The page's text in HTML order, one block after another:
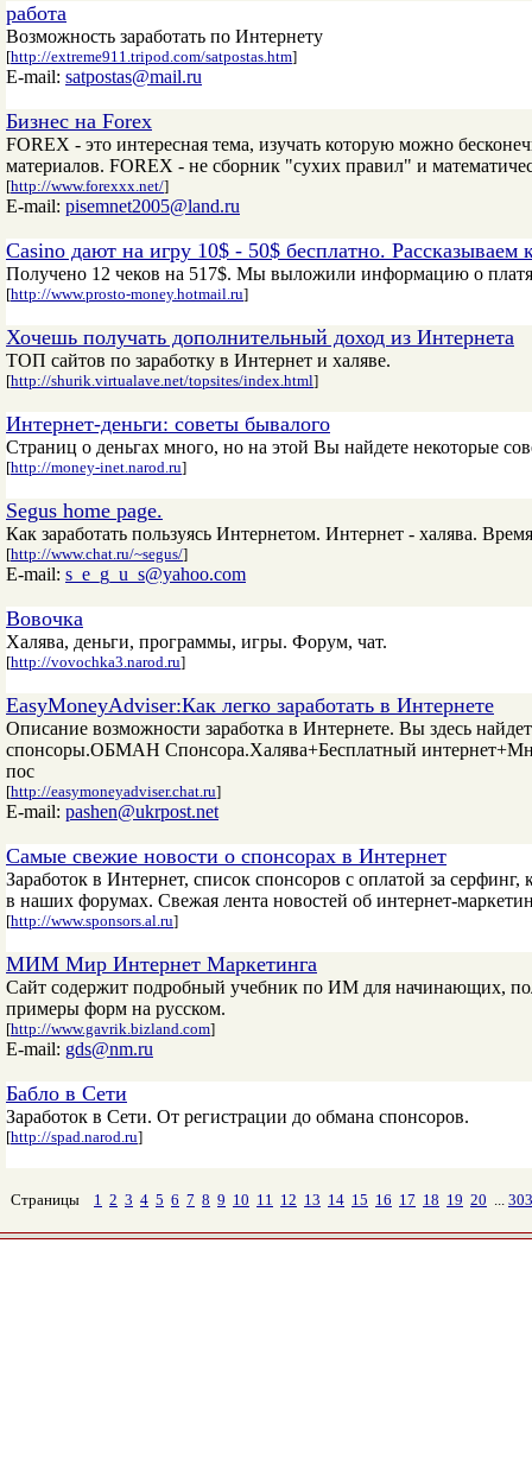
работа
Возможность заработать по Интернету
[http://extreme911.tripod.com/satpostas.htm]
E-mail: satpostas@mail.ru
Бизнес на Forex
FOREX - это интересная тема, изучать которую можно
материалов. FOREX - не сборник "сухих правил" и
[http://www.forexxx.net/]
E-mail: pisemnet2005@land.ru
Casino дают на игру 10$ - 50$ бесплатно. Рассказываем
Получено 12 чеков на 517$. Мы выложили информацию о
[http://www.prosto-money.hotmail.ru]
Хочешь получать дополнительный доход из Интернета
ТОП сайтов по заработку в Интернет и халяве.
[http://shurik.virtualave.net/topsites/index.html]
Интернет-деньги: советы бывалого
Страниц о деньгах много, но на этой Вы найдете некоторые
[http://money-inet.narod.ru]
Segus home page.
Как заработать пользуясь Интернетом. Интернет - халява.
[http://www.chat.ru/~segus/]
E-mail: s_e_g_u_s@yahoo.com
Вовочка
Халява, деньги, программы, игры. Форум, чат.
[http://vovochka3.narod.ru]
EasyMoneyAdviser:Как легко заработать в Интернете
Описание возможности заработка в Интернете. Вы здесь
спонсоры.ОБМАН Спонсора.Халява+Бесплатный
пос
[http://easymoneyadviser.chat.ru]
E-mail: pashen@ukrpost.net
Самые свежие новости о спонсорах в Интернет
Заработок в Интернет, список спонсоров с оплатой за
в наших форумах. Свежая лента новостей об интернет-
[http://www.sponsors.al.ru]
МИМ Мир Интернет Маркетинга
Сайт содержит подробный учебник по ИМ для начинающих,
примеры форм на русском.
[http://www.gavrik.bizland.com]
E-mail: gds@nm.ru
Бабло в Cети
Заработок в Cети. От регистрации до обмана спонсоров.
[http://spad.narod.ru]
Страницы 1 2 3 4 5 6 7 8 9 10 11 12 13 14 15 16 17 18 19 20 ... 303